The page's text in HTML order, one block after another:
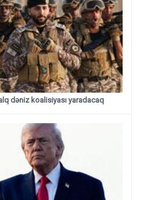
dəniz koalisiyası yaradacaq